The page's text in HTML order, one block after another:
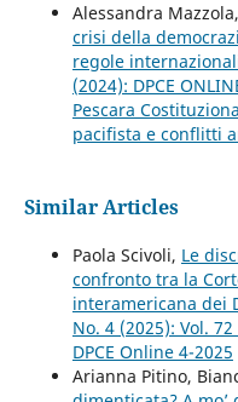
Alessandra Mazzola,
crisi della
regole
(2024): DPCE
Pescara
pacifista e conflitti
Similar Articles
Paola Scivoli, Le
confronto tra la
interamericana dei
No. 4 (2025): Vol.
DPCE Online 4-2025
Arianna Pitino,